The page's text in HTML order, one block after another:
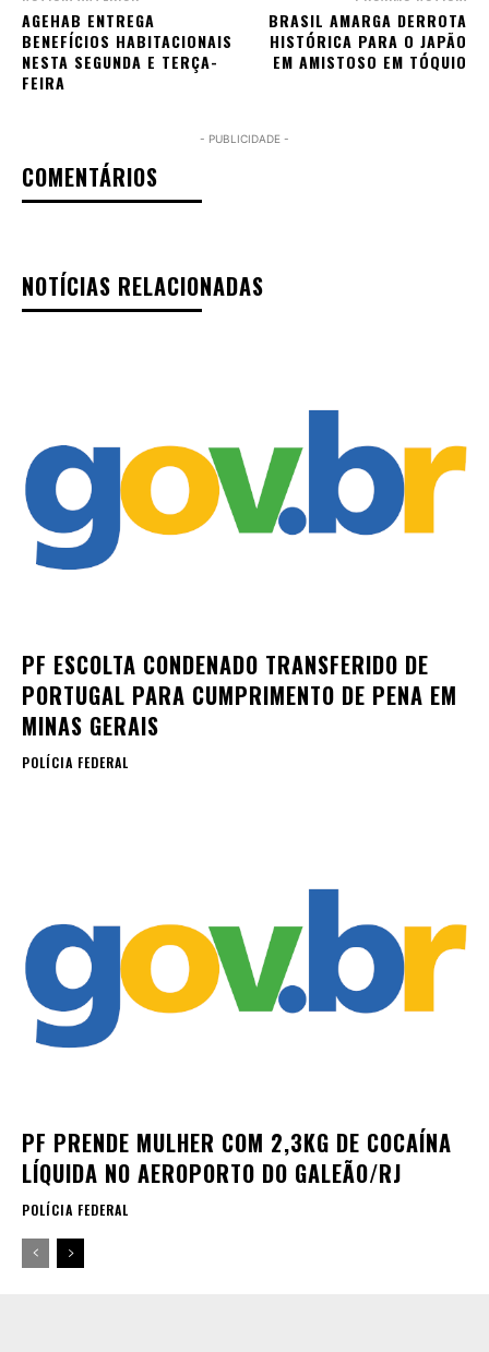
AGEHAB ENTREGA
BENEFÍCIOS HABITACIONAIS
NESTA SEGUNDA E TERÇA-
FEIRA
BRASIL AMARGA DERROTA
HISTÓRICA PARA O JAPÃO
EM AMISTOSO EM TÓQUIO
- PUBLICIDADE -
COMENTÁRIOS
NOTÍCIAS RELACIONADAS
PF ESCOLTA CONDENADO TRANSFERIDO DE
PORTUGAL PARA CUMPRIMENTO DE PENA EM
MINAS GERAIS
POLÍCIA FEDERAL
PF PRENDE MULHER COM 2,3KG DE COCAÍNA
LÍQUIDA NO AEROPORTO DO GALEÃO/RJ
POLÍCIA FEDERAL